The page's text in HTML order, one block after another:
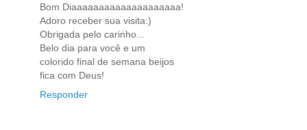
Bom Diaaaaaaaaaaaaaaaaaaaa!
Adoro receber sua visita:)
Obrigada pelo carinho...
Belo dia para você e um
colorido final de semana beijos
fica com Deus!
Responder